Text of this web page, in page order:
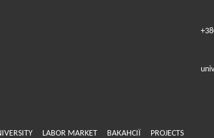
LABOR MARKET ВАКАНСІЇ PROJECTS